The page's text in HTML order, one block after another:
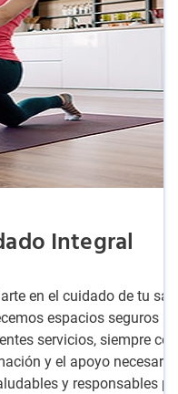
Integral
en el cuidado de tu
espacios seguros
servicios, siempre
y el apoyo necesario
y responsables